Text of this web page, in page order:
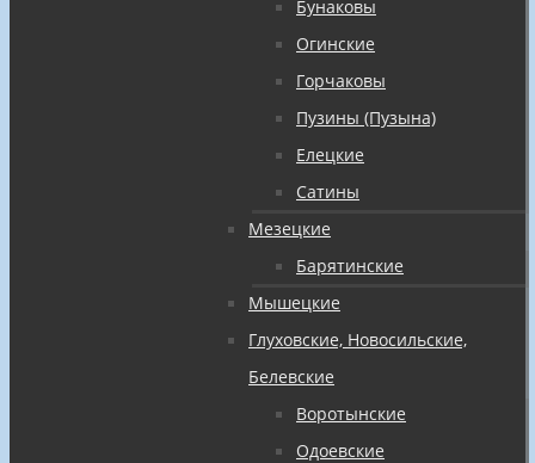
Бунаковы
Огинские
Горчаковы
Пузины (Пузына)
Елецкие
Сатины
Мезецкие
Барятинские
Мышецкие
Глуховские, Новосильские,
Белевские
Воротынские
Одоевские